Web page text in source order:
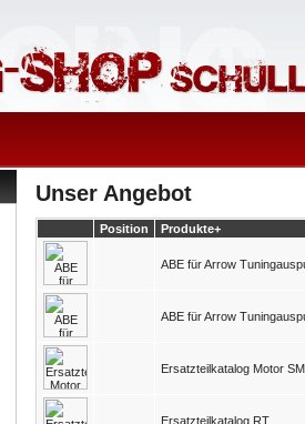
Unser Angebot
Position Produkte+
ABE für Arrow
ABE für Arrow
Ersatzteilkatalog Motor
Ersatzteilkatalog RT